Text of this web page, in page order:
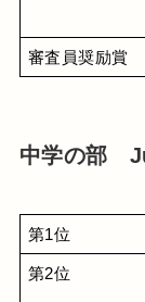
審査員奨励賞
中学の部
第1位
第2位